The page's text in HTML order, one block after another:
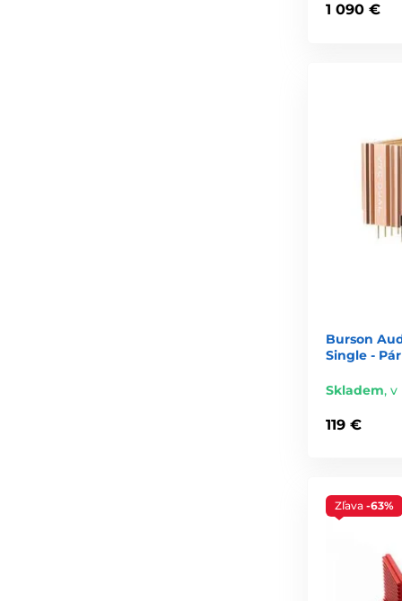
1 090 €
Burson
Single - Pár
Skladem, v
119 €
Zľava -63%